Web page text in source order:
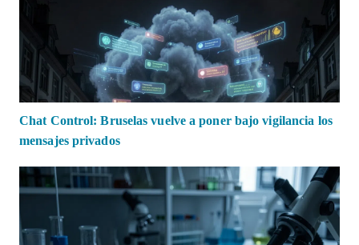
Chat Control: Bruselas vuelve a poner bajo vigilancia los
mensajes privados